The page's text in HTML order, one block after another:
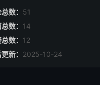
数： 51
数： 14
数： 12
新： 2025-10-24